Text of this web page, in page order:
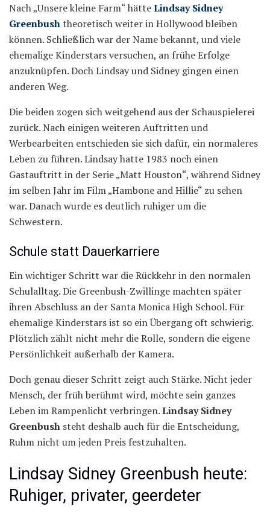
Nach „Unsere kleine Farm“ hätteLindsay Sidney
Greenbushtheoretisch weiter in Hollywood bleiben
können. Schließlich war der Name bekannt, und viele
ehemalige Kinderstars versuchen, an frühe Erfolge
anzuknüpfen. Doch Lindsay und Sidney gingen einen
anderen Weg.
Die beiden zogen sich weitgehend aus der Schauspielerei
zurück. Nach einigen weiteren Auftritten und
Werbearbeiten entschieden sie sich dafür, ein normaleres
Leben zu führen. Lindsay hatte 1983 noch einen
Gastauftritt in der Serie „Matt Houston“, während Sidney
im selben Jahr im Film „Hambone and Hillie“ zu sehen
war. Danach wurde es deutlich ruhiger um die
Schwestern.
Schule statt Dauerkarriere
Ein wichtiger Schritt war die Rückkehr in den normalen
Schulalltag. Die Greenbush-Zwillinge machten später
ihren Abschluss an der Santa Monica High School. Für
ehemalige Kinderstars ist so ein Übergang oft schwierig.
Plötzlich zählt nicht mehr die Rolle, sondern die eigene
Persönlichkeit außerhalb der Kamera.
Doch genau dieser Schritt zeigt auch Stärke. Nicht jeder
Mensch, der früh berühmt wird, möchte sein ganzes
Leben im Rampenlicht verbringen.Lindsay Sidney
Greenbush steht deshalb auch für die Entscheidung,
Ruhm nicht um jeden Preis festzuhalten.
Lindsay Sidney Greenbush heute:
Ruhiger, privater, geerdeter